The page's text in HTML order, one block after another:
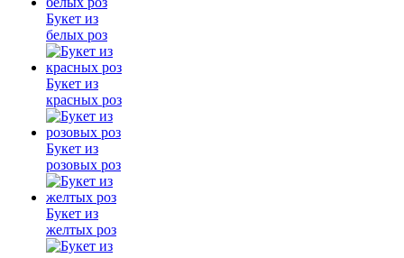
Букет из
белых роз
Букет из
красных роз
Букет из
розовых роз
Букет из
желтых роз